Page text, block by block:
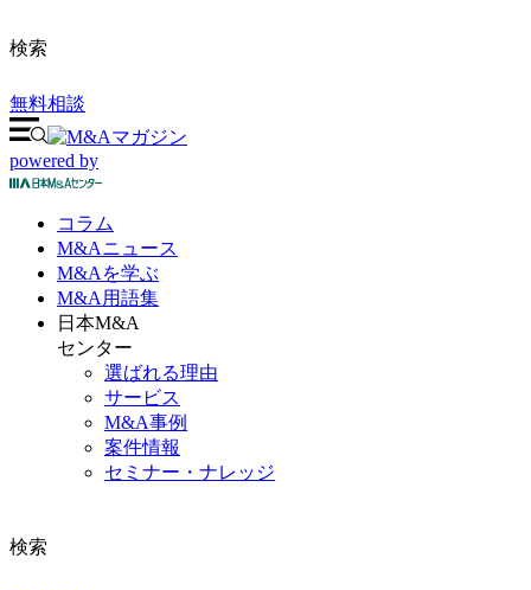
検索
無料相談
powered by
コラム
M&Aニュース
M&Aを学ぶ
M&A 用語集
日本M&A
センター
選ばれる理由
サービス
M&A事例
案件情報
セミナー・ナレッジ
検索